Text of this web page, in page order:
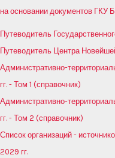
на основании документов ГКУ
Путеводитель
Путеводитель Центра
Административно-
гг. - Том 1 (справочник)
Административно-
гг. - Том 2 (справочник)
Список организаций -
2029 гг.